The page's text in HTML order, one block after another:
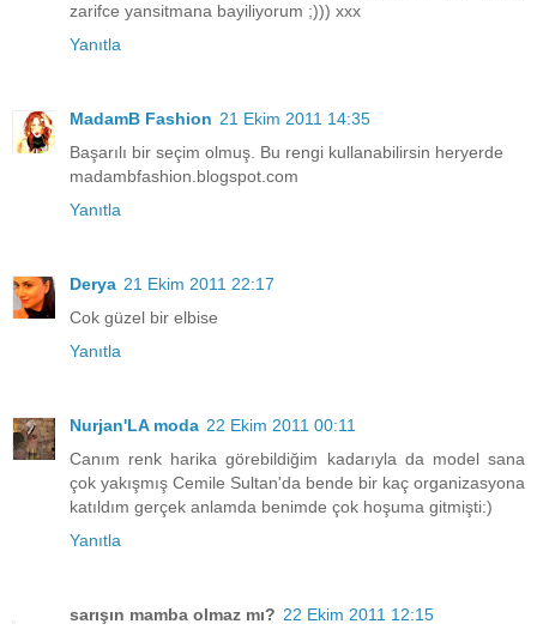
zarifce yansitmana bayiliyorum ;))) xxx
Yanıtla
MadamB Fashion 21 Ekim 2011 14:35
Başarılı bir seçim olmuş. Bu rengi kullanabilirsin heryerde
madambfashion.blogspot.com
Yanıtla
Derya 21 Ekim 2011 22:17
Cok güzel bir elbise
Yanıtla
Nurjan'LA moda 22 Ekim 2011 00:11
Canım renk harika görebildiğim kadarıyla da model sana
çok yakışmış Cemile Sultan'da bende bir kaç organizasyona
katıldım gerçek anlamda benimde çok hoşuma gitmişti:)
Yanıtla
sarışın mamba olmaz mı? 22 Ekim 2011 12:15